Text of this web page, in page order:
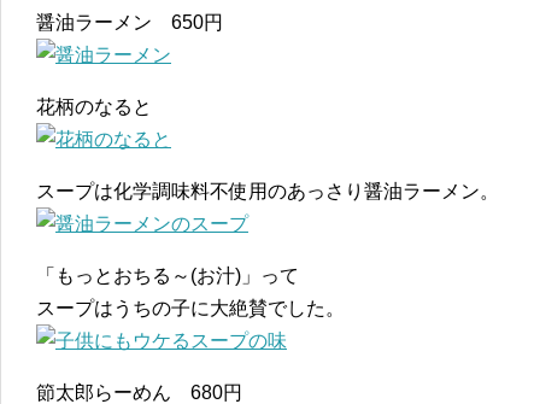
醤油ラーメン 650円
花柄のなると
スープは化学調味料不使用のあっさり醤油ラーメン。
「もっとおちる～(お汁)」って
スープはうちの子に大絶賛でした。
節太郎らーめん 680円